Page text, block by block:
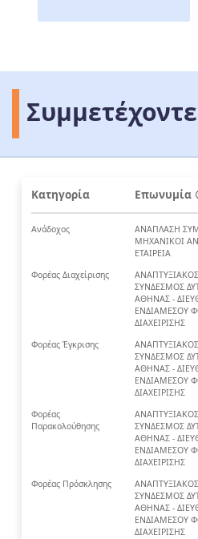
Κατηγορία Επωνυμία
Ανάδοχος
ΑΝΑΠΛΑΣΗ
ΜΗΧΑΝΙΚΟΙ
ΕΤΑΙΡΕΙΑ
Φορέας Διαχείρισης
ΑΝΑΠΤΥΞΙΑΚΟΣ
ΣΥΝΔΕΣΜΟΣ
ΑΘΗΝΑΣ -
ΕΝΔΙΑΜΕΣΟΥ
ΔΙΑΧΕΙΡΙΣΗΣ
Φορέας Έγκρισης
ΑΝΑΠΤΥΞΙΑΚΟΣ
ΣΥΝΔΕΣΜΟΣ
ΑΘΗΝΑΣ -
ΕΝΔΙΑΜΕΣΟΥ
ΔΙΑΧΕΙΡΙΣΗΣ
Φορέας
Παρακολούθησης
ΑΝΑΠΤΥΞΙΑΚΟΣ
ΣΥΝΔΕΣΜΟΣ
ΑΘΗΝΑΣ -
ΕΝΔΙΑΜΕΣΟΥ
ΔΙΑΧΕΙΡΙΣΗΣ
Φορέας Πρόσκλησης
ΑΝΑΠΤΥΞΙΑΚΟΣ
ΣΥΝΔΕΣΜΟΣ
ΑΘΗΝΑΣ -
ΕΝΔΙΑΜΕΣΟΥ
ΔΙΑΧΕΙΡΙΣΗΣ